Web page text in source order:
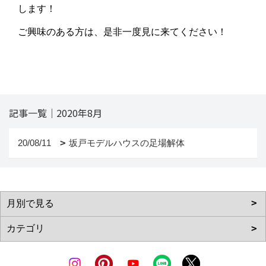
します！
ご興味のある方は、是非一度見に来てください！
記事一覧｜2020年8月
20/08/11 坂戸モデルハウスの足場解体